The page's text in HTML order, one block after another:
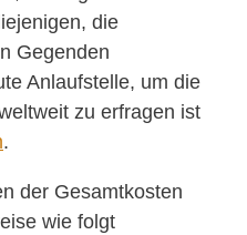
die
Gegenden
Anlaufstelle, um die
zu erfragen ist
.
der Gesamtkosten
wie folgt